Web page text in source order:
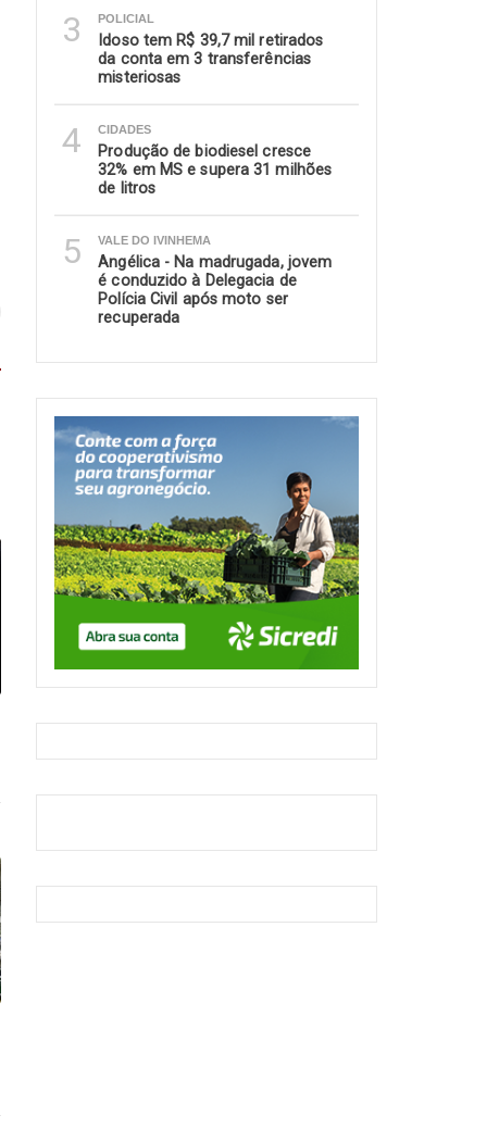
3 POLICIAL
Idoso tem R$ 39,7 mil retirados
da conta em 3 transferências
misteriosas
4 CIDADES
Produção de biodiesel cresce
32% em MS e supera 31 milhões
de litros
5 VALE DO IVINHEMA
Angélica - Na madrugada, jovem
é conduzido à Delegacia de
Polícia Civil após moto ser
recuperada